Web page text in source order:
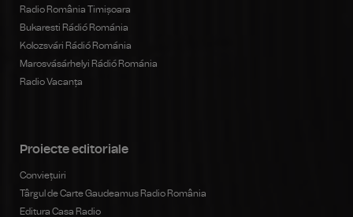
Radio România Timișoara
Bukaresti Rádió Románia
Kolozsvári Rádió Románia
Marosvásárhelyi Rádió Románia
Radio Vacanța
Proiecte editoriale
Conviețuiri
Târgul de Carte Gaudeamus Radio România
Editura Casa Radio